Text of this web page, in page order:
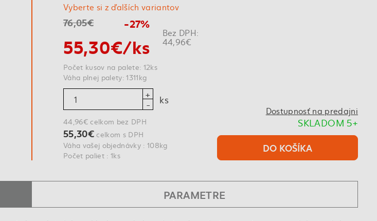
Vyberte si z ďalších variantov
76,05€ -27%
55,30€/ks
Bez DPH:
44,96€
Počet kusov na palete: 12ks
Váha plnej palety: 1311kg
ks
44,96€ celkom bez DPH
55,30€celkom s DPH
Váha vašej objednávky : 108kg
Počet paliet : 1ks
Dostupnosť na predajni
SKLADOM 5+
DO KOŠÍKA
PARAMETRE